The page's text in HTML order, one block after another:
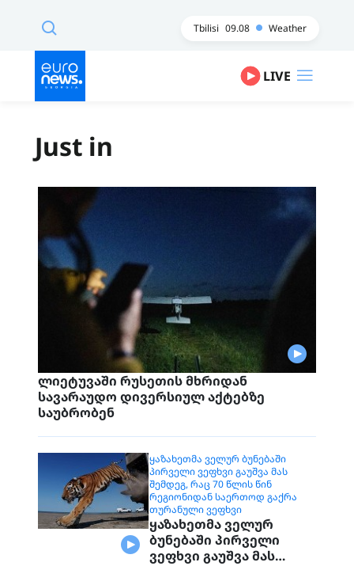
Tbilisi 09.08 Weather
LIVE
Just in
ლიეტუვაში რუსეთის მხრიდან
სავარაუდო დივერსიულ აქტებზე
საუბრობენ
ᲧᲐᲖᲐᲮᲔᲗᲛᲐ ᲕᲔᲚᲣᲠ ᲑᲣᲜᲔᲑᲐᲨᲘ
ᲞᲘᲠᲕᲔᲚᲘ ᲕᲔᲤᲮᲕᲘ ᲒᲐᲣᲨᲕᲐ ᲛᲐᲡ
ᲨᲔᲛᲓᲔᲒ, ᲠᲐᲪ 70 ᲬᲚᲘᲡ ᲬᲘᲜ
ᲠᲔᲒᲘᲝᲜᲘᲓᲐᲜ ᲡᲐᲔᲠᲗᲝᲓ ᲒᲐᲥᲠᲐ
ᲗᲣᲠᲐᲜᲣᲚᲘ ᲕᲔᲤᲮᲕᲘ
ყაზახეთმა ველურ
ბუნებაში პირველი
ვეფხვი გაუშვა მას